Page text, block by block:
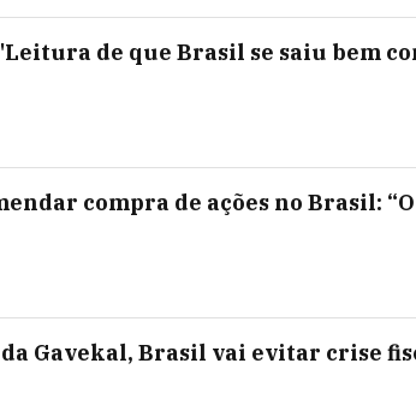
de que Brasil se saiu bem
compra de ações no Brasil:
Gavekal, Brasil vai evitar crise